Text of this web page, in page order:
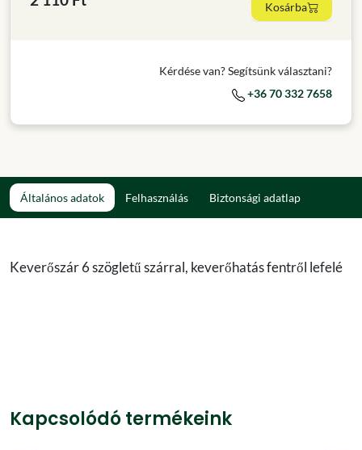
Kosárba
Kérdése van? Segítsünk választani?
+36 70 332 7658
Általános adatok Felhasználás Biztonsági adatlap
Keverőszár 6 szögletű szárral, keverőhatás fentről lefelé
Kapcsolódó termékeink